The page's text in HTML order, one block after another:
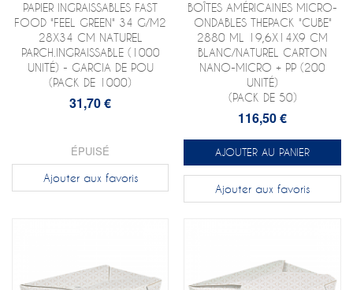
PAPIER INGRAISSABLES FAST
FOOD "FEEL GREEN" 34 G/M2
28X34 CM NATUREL
PARCH.INGRAISSABLE (1000
UNITÉ) - GARCIA DE POU
(PACK DE 1000)
31,70 €
ÉPUISÉ
Ajouter aux favoris
BOÎTES AMÉRICAINES MICRO-
ONDABLES THEPACK "CUBE"
2880 ML 19,6X14X9 CM
BLANC/NATUREL CARTON
NANO-MICRO + PP (200
UNITÉ)
(PACK DE 50)
116,50 €
AJOUTER AU PANIER
Ajouter aux favoris